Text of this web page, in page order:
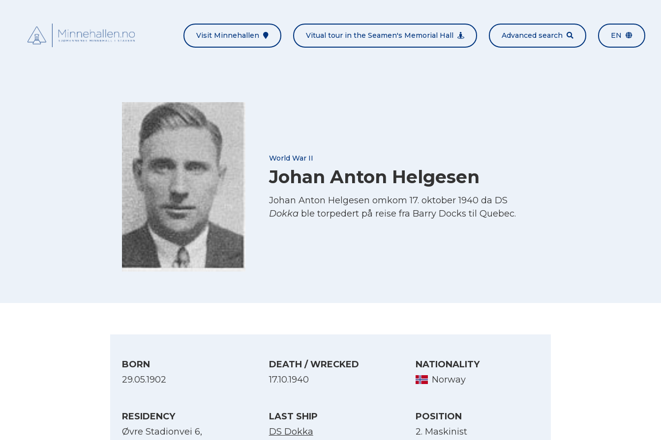
Visit Minnehallen Vitual tour in the Seamen's Memorial Hall Advanced search EN
World War II
Johan Anton Helgesen
Johan Anton Helgesen omkom 17. oktober 1940 da DS
Dokkable torpedert på reise fra Barry Docks til Quebec.
BORN
29.05.1902
DEATH / WRECKED
17.10.1940
NATIONALITY
Norway
RESIDENCY
Øvre Stadionvei 6,
LAST SHIP
DS Dokka
POSITION
2. Maskinist
English